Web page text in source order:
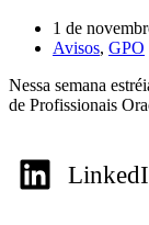
1 de
Avisos, GPO
Nessa semana
de Profissionais